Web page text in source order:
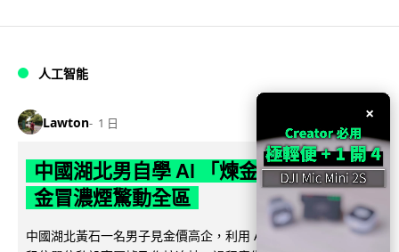
人工智能
Lawton 1 日
中國湖北男自學 AI 「煉金術」 屋內煉
金冒濃煙驚動全區
中國湖北黃石一名男子見金價高企，利用 AI 自學提煉黃金，在
×